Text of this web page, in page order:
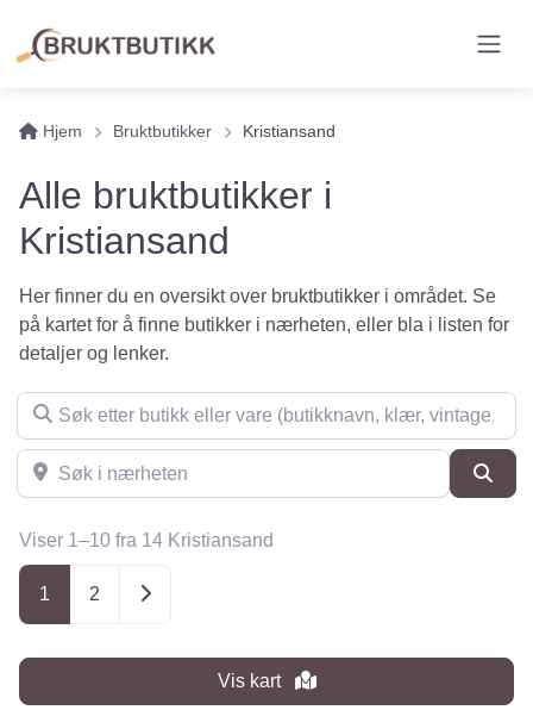
Hjem Bruktbutikker Kristiansand
Alle bruktbutikker i
Kristiansand
Her finner du en oversikt over bruktbutikker i området. Se
på kartet for å finne butikker i nærheten, eller bla i listen for
detaljer og lenker.
Søk etter butikk eller vare (butikknavn, klær, vintage, møbler
Søk i nærheten
Viser 1–10 fra 14 Kristiansand
Posts navigation
1 2 Older posts
Vis kart